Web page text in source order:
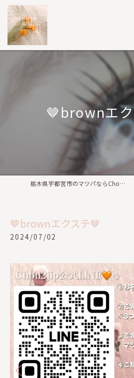
🤎brownエ
栃木県宇都宮市のマツパならChou2jip(シュシュジプ)
🤎brownエクステ🤎
2024/07/02